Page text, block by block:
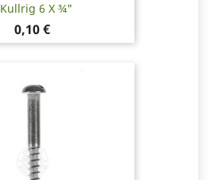
Kullrig 6 X ¾"
Pris
0,10 €